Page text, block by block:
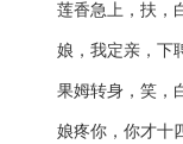
莲香急上，扶，白
娘，我定亲，下聘
果姆转身，笑，白
娘疼你，你才十四